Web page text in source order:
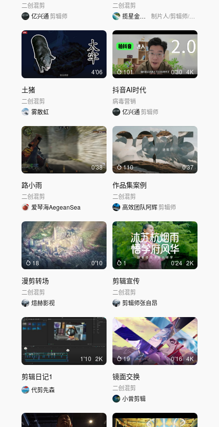
二创混剪
亿兴通 剪辑师
二创混剪
揽星金蟾传媒
制片人/剪辑师/创意策划/编剧
4'06
土猪
二创混剪
雾散虹
101 0'30 4K
抖音AI时代
病毒营销
亿兴通 剪辑师
0'38
路小雨
二创混剪
爱琴海AegeanSea
110 0'37
作品集案例
二创混剪
高效团队阿辉剪辑师
18 0'10
漫剪转场
二创混剪
煊赫影视
1 0'24 2K
剪辑宣传
二创混剪
剪辑师张自昂
1'10 2K
剪辑日记1
代剪先森
19 0'16 4K
镜面交换
二创混剪
小曾剪辑